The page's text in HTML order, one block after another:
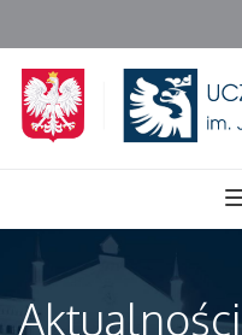
Aktualności